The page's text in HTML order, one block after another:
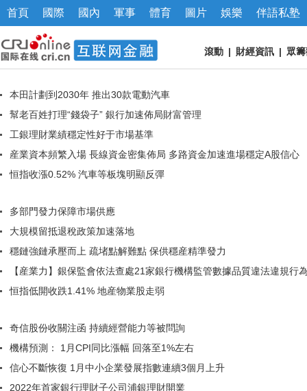
首頁 國際 國內 軍事 體育 圖片 娛樂 伴語私塾
滾動 | 財經資訊 | 眾
本田計劃到2030年 推出30款電動汽車
幫老百姓打理“錢袋子” 銀行加速佈局財富管理
工銀理財業績穩定性好于市場基準
産業資本頻繁入場 長線資金密集佈局 多路資金加速進場穩定A股信心
恒指收漲0.52% 汽車等板塊明顯反彈
多部門發力保障市場供應
大規模留抵退稅政策加速落地
穩鏈強鏈承壓而上 疏堵點解難點 保供穩産精準發力
【産業力】銀保監會依法查處21家銀行機構監管數據品質違法違規行
恒指低開收跌1.41% 地産物業股走弱
奇信股份收關注函 持續經營能力等被問詢
機構預測： 1月CPI同比漲幅 回落至1%左右
信心不斷恢復 1月中小企業發展指數連續3個月上升
2022年首家銀行理財子公司浦銀理財開業